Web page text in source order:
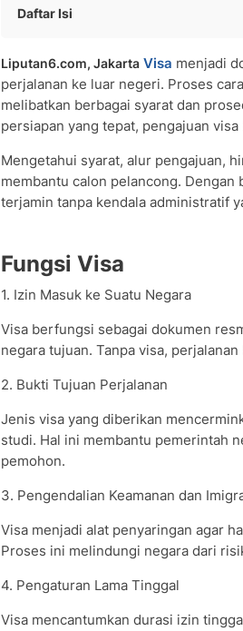
Daftar Isi
Jenis-jenis Visa
• Visa Turis/Kunjungan
• Visa Bisnis
• Visa Pelajar
• Visa Kerja
• Visa Transit
• Visa Diplomatik
Tips agar Pengajuan Visa Disetujui
Persiapan Wawancara Visa
Cara Membuat Visa untuk Berbagai
• Visa Amerika Serikat
• Visa Schengen
• Visa Jepang
• Visa Australia
• Visa Inggris
Pertanyaan seputar Pembuatan Visa
• Apakah visa bisa ditolak?
• Apakah bisa mengajukan visa
• Berapa lama visa biasanya berlaku?
•
Liputan6.com, Jakarta Visa menjadi
perjalanan ke luar negeri. Proses
melibatkan berbagai syarat dan
persiapan yang tepat, pengajuan
Mengetahui syarat, alur pengajuan,
membantu calon pelancong.
terjamin tanpa kendala administratif
Fungsi Visa
1. Izin Masuk ke Suatu Negara
Visa berfungsi sebagai dokumen
negara tujuan. Tanpa visa,
2. Bukti Tujuan Perjalanan
Jenis visa yang diberikan
studi. Hal ini membantu pemerintah
pemohon.
3. Pengendalian Keamanan dan
Visa menjadi alat penyaringan agar
Proses ini melindungi negara dari
4. Pengaturan Lama Tinggal
Visa mencantumkan durasi izin